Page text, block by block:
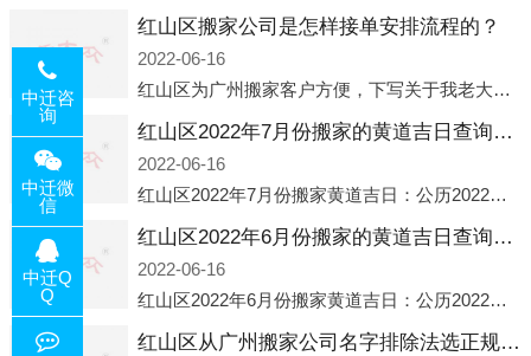
红山区搬家公司是怎样接单安排流程的？
2022-06-16
红山区为广州搬家客户方便，下写关于我老大众搬家公司接单的流程，九条给搬家朋友参考，了解搬家公司工序，免去搬家时的没有准备好的工作，给您及时快速的搬好家。一．电话咨询：专人接待客户电话咨询，初步了解客户搬 家
红山区2022年7月份搬家的黄道吉日查询大全一览表哪天适合搬家好日子
2022-06-16
红山区2022年7月份搬家黄道吉日：公历2022年7月6日 农历六月初八 星期三 冲虎(甲寅)公历2022年7月12日 农历六月十四 星期二 冲猴(庚申)公历2022年7月13日 农历六月十五 星期三 冲鸡
红山区2022年6月份搬家的黄道吉日查询大全一览表哪天适合搬家好日子
2022-06-16
红山区2022年6月份搬家黄道吉日：公历2022年6月1日 农历五月初三 星期三 冲兔(己卯)公历2022年6月4日 农历五月初六 星期六 冲马(壬午)公历2022年6月8日 农历五月初十 星期三 冲狗(丙
红山区从广州搬家公司名字排除法选正规公司
中迁咨
询
中迁微
信
中迁Q
Q